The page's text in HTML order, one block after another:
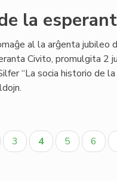
la
al la arĝenta jubileo
Civito, promulgita 2
“La socia historio de
Paĝo
3
Aktuala
paĝo
4 Paĝo
5 Paĝo
6